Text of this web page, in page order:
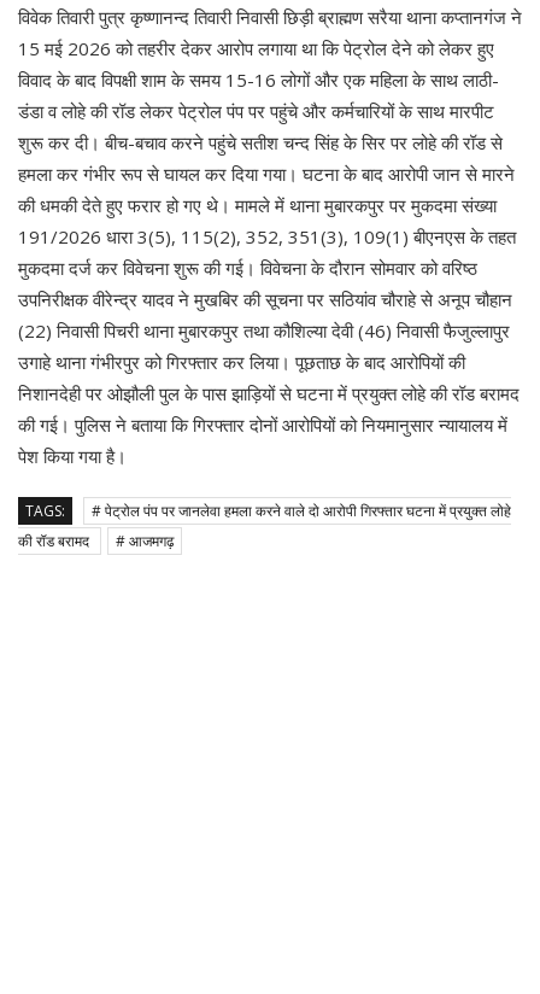
विवेक तिवारी पुत्र कृष्णानन्द तिवारी निवासी छिड़ी ब्राह्मण सरैया थाना कप्तानगंज ने
15 मई 2026 को तहरीर देकर आरोप लगाया था कि पेट्रोल देने को लेकर हुए
विवाद के बाद विपक्षी शाम के समय 15-16 लोगों और एक महिला के साथ लाठी-
डंडा व लोहे की रॉड लेकर पेट्रोल पंप पर पहुंचे और कर्मचारियों के साथ मारपीट
शुरू कर दी। बीच-बचाव करने पहुंचे सतीश चन्द सिंह के सिर पर लोहे की रॉड से
हमला कर गंभीर रूप से घायल कर दिया गया। घटना के बाद आरोपी जान से मारने
की धमकी देते हुए फरार हो गए थे। मामले में थाना मुबारकपुर पर मुकदमा संख्या
191/2026 धारा 3(5), 115(2), 352, 351(3), 109(1) बीएनएस के तहत
मुकदमा दर्ज कर विवेचना शुरू की गई। विवेचना के दौरान सोमवार को वरिष्ठ
उपनिरीक्षक वीरेन्द्र यादव ने मुखबिर की सूचना पर सठियांव चौराहे से अनूप चौहान
(22) निवासी पिचरी थाना मुबारकपुर तथा कौशिल्या देवी (46) निवासी फैजुल्लापुर
उगाहे थाना गंभीरपुर को गिरफ्तार कर लिया। पूछताछ के बाद आरोपियों की
निशानदेही पर ओझौली पुल के पास झाड़ियों से घटना में प्रयुक्त लोहे की रॉड बरामद
की गई। पुलिस ने बताया कि गिरफ्तार दोनों आरोपियों को नियमानुसार न्यायालय में
पेश किया गया है।
TAGS:
# पेट्रोल पंप पर जानलेवा हमला करने वाले दो आरोपी गिरफ्तार घटना में प्रयुक्त लोहे
की रॉड बरामद
# आजमगढ़